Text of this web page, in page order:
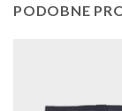
PODOBNE